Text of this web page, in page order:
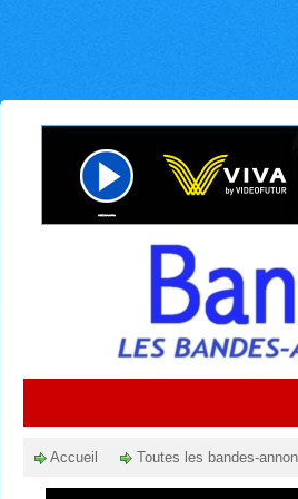
Accueil Toutes les bandes-